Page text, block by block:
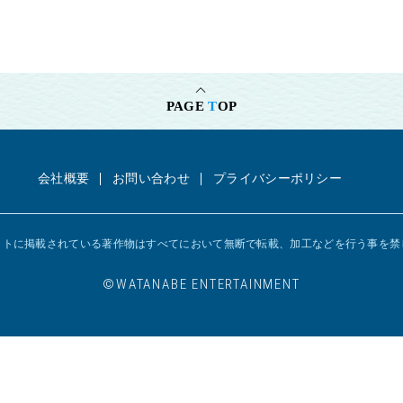
PAGETOP
会社概要 お問い合わせ プライバシーポリシー
に掲載されている著作物はすべてにおいて無断で転載、加工などを行う事を
©︎WATANABE ENTERTAINMENT